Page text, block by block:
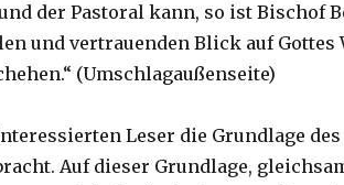
der Pastoral kann, so ist Bischof
und vertrauenden Blick auf Gottes
(Umschlagaußenseite)
Leser die Grundlage des
Auf dieser Grundlage,